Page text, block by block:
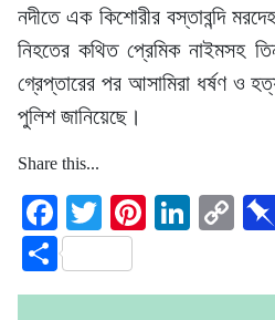
নদীতে এক কিশোরীর বস্তাবন্দি
নিহতের কথিত প্রেমিক নাইমসহ
গ্রেপ্তারের পর আসামিরা ধর্ষণ ও
পুলিশ জানিয়েছে।
Share this...
Facebook
TwitterPinterest
Share